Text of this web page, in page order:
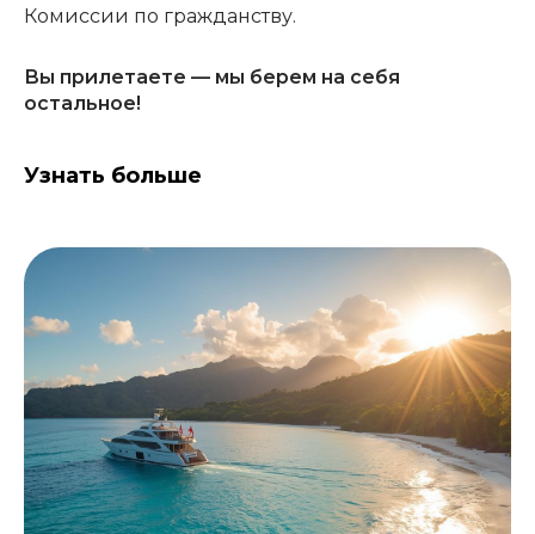
Комиссии по гражданству.
Вы прилетаете — мы берем на себя
остальное!
Узнать больше